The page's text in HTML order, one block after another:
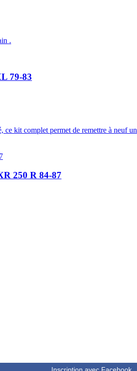
.
79-83
kit complet permet de remettre à neuf
250 R 84-87